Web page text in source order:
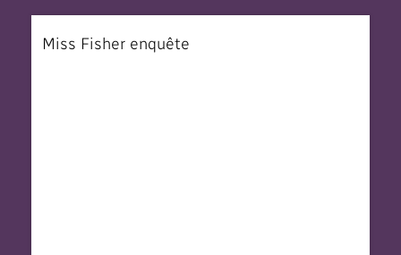
Miss Fisher enquête